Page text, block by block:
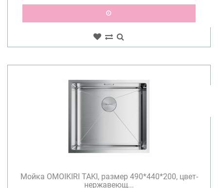
Мойка OMOIKIRI TAKI, размер 490*440*200, цвет-
нержавеющ...